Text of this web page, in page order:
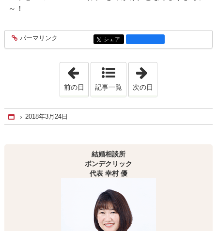
～！
entry1325
パーマリンク entry1325
シェア
「2018年3月21日」
前の日 記事一覧 次の日
Home
2018年3月24日
結婚相談所
ボンデクリック
代表 幸村 優